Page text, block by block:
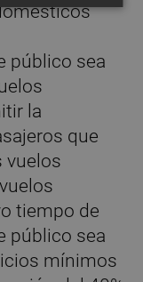
público sea
la
que
vuelos
tiempo de
público sea
mínimos